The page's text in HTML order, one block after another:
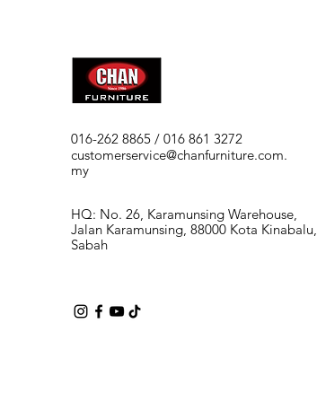
016-262 8865 / 016 861 3272
customerservice@chanfurniture.com.
my
HQ: No. 26, Karamunsing Warehouse,
Jalan Karamunsing, 88000 Kota Kinabalu,
Sabah